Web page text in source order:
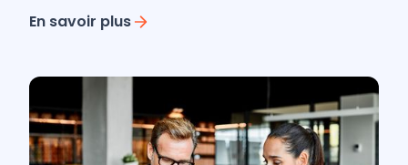
En savoir plus